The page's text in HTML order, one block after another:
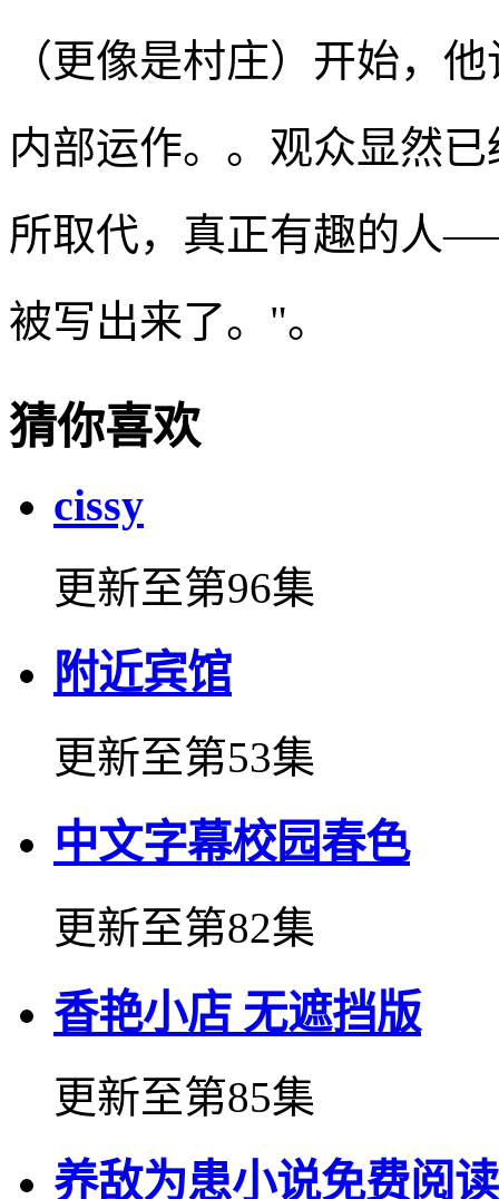
（更像是村庄）开始，
内部运作。。观众显然
所取代，真正有趣的人
被写出来了。"。
猜你喜欢
cissy
更新至第96集
附近宾馆
更新至第53集
中文字幕校园春色
更新至第82集
香艳小店 无遮挡版
更新至第85集
养敌为患小说免费阅